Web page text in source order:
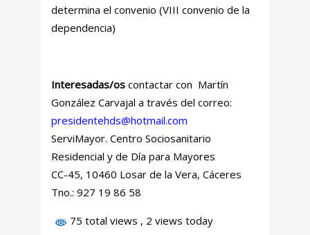
determina el convenio (VIII convenio de la
dependencia)
Interesadas/os contactar con Martín
González Carvajal a través del correo:
presidentehds@hotmail.com
ServiMayor. Centro Sociosanitario
Residencial y de Día para Mayores
CC-45, 10460 Losar de la Vera, Cáceres
Tno.: 927 19 86 58
75 total views , 2 views today